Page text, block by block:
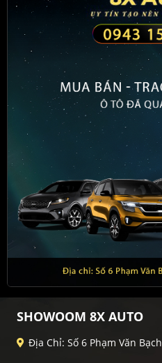
SHOWOOM 8X AUTO
Địa Chỉ: Số 6 Phạm Văn